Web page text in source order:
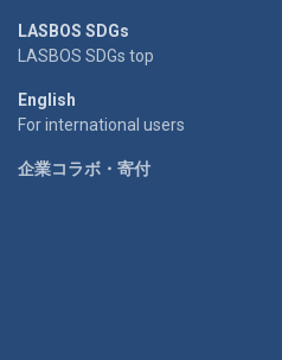
LASBOS SDGs
LASBOS SDGs top
English
For international users
企業コラボ・寄付